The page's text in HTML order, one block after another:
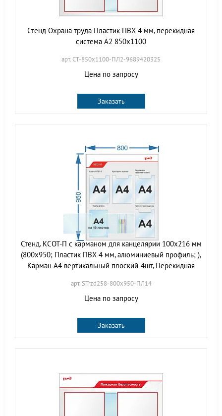
Стенд Охрана труда Пластик ПВХ 4 мм, перекидная
система А2 850х1100
арт. СТ-850х1100-ПЛ2-9689420325
Цена по запросу
Заказать
Стенд. КСОТ-П с карманом для канцелярии 100х216 мм
(800х950; Пластик ПВХ 4 мм, алюминиевый профиль; ),
Карман А4 вертикальный плоский-4шт, Перекидная
арт. STrzd258-800х950-ПЛ14
Цена по запросу
Заказать